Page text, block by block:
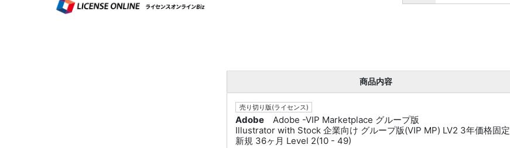
商品内容
売り切り版(ライセンス)
Adobe
Adobe -VIP Marketplace グループ版
Illustrator with Stock 企業向け グループ版(VIP MP) LV2 3年価格固定
新規 36ヶ月 Level 2(10 - 49)